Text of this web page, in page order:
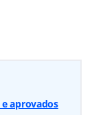
aprovados